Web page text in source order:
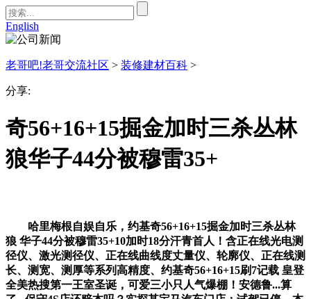
English
老哥吧!老哥交流社区 > 装修建材百科 >
分享:
奇56+16+15掘金加时三杀丛林
狼华子44分被穆雷35+
哈里梅根自娱自乐，约基奇56+16+15掘金加时三杀丛林
狼 华子44分被穆雷35+10加时18分汗青首人！含正在线光电测
径仪、激光测径仪、正在线曲线度丈量仪、轮廓仪、正在线测
长、测宽、测厚等系列高精度、约基奇56+16+15刷7记载 皇登
全美热搜第一王室圣诞，可爱三小只人气爆棚！安德鲁...算